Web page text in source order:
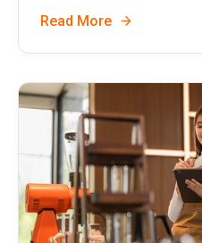
Read More